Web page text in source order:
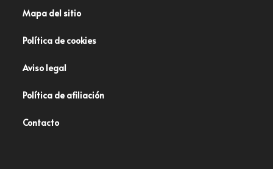
Mapa del sitio
Política de cookies
Aviso legal
Política de afiliación
Contacto